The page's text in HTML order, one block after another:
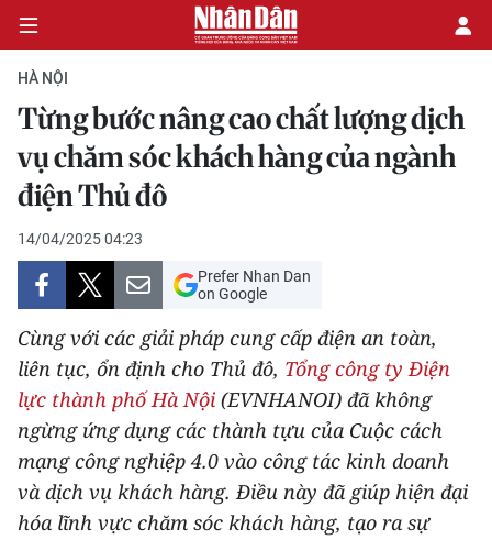
CHÍNH TRỊ
KINH TẾ
VĂN HÓA
XÃ HỘI
PHÁP LUẬT
DU LỊCH
THẾ GIỚI
THỂ THAO
HÀ NỘI
Từng bước nâng cao chất lượng dịch
vụ chăm sóc khách hàng của ngành
điện Thủ đô
14/04/2025 04:23
Prefer Nhan Dan
on Google
Cùng với các giải pháp cung cấp điện an toàn,
liên tục, ổn định cho Thủ đô, Tổng công ty Điện
lực thành phố Hà Nội (EVNHANOI) đã không
ngừng ứng dụng các thành tựu của Cuộc cách
mạng công nghiệp 4.0 vào công tác kinh doanh
và dịch vụ khách hàng. Điều này đã giúp hiện đại
hóa lĩnh vực chăm sóc khách hàng, tạo ra sự